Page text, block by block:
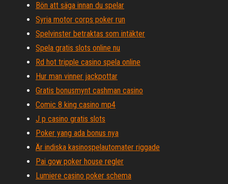
Bön att säga innan du spelar
Syria motor corps poker run
Spelvinster betraktas som intäkter
Spela gratis slots online nu
Rd hot tripple casino spela online
Hur man vinner jackpottar
Gratis bonusmynt cashman casino
Comic 8 king casino mp4
J p casino gratis slots
Poker yang ada bonus nya
Är indiska kasinospelautomater riggade
Pai gow poker house regler
Lumiere casino poker schema